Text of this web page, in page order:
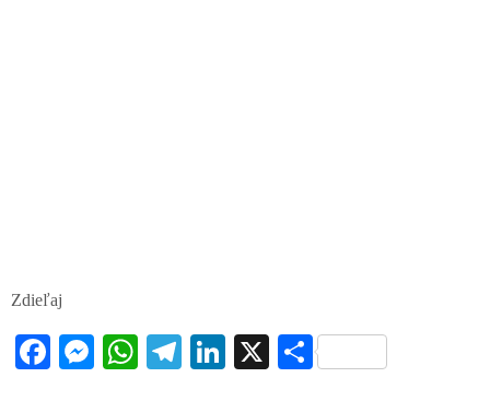
Zdieľaj
Fa M
W
Te
Li X S